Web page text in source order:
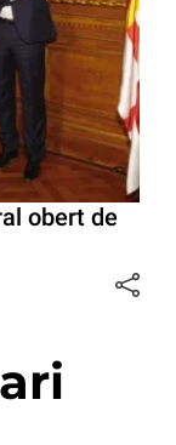
obert de